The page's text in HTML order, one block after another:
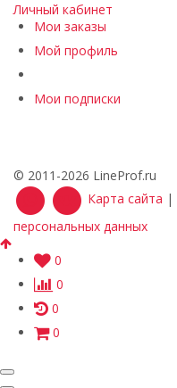
Личный кабинет
Мои заказы
Мой профиль
Мои подписки
© 2011-2026 LineProf.ru
Карта сайта |
персональных данных
0
0
0
0